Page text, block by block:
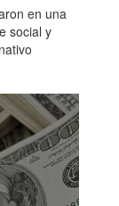
en una
social y